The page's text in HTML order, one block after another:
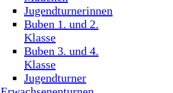
Jugendturnerinnen
Buben 1. und 2.
Klasse
Buben 3. und 4.
Klasse
Jugendturner